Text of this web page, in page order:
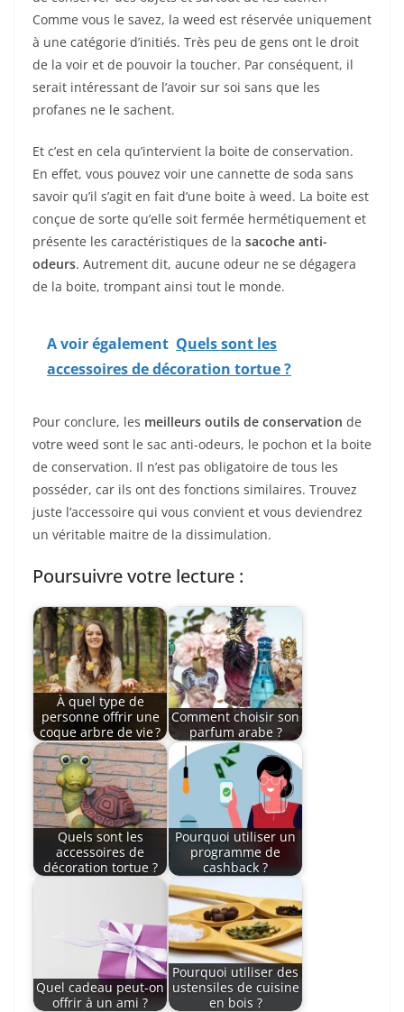
Comme vous le savez, la weed est réservée uniquement
à une catégorie d’initiés. Très peu de gens ont le droit
de la voir et de pouvoir la toucher. Par conséquent, il
serait intéressant de l’avoir sur soi sans que les
profanes ne le sachent.
Et c’est en cela qu’intervient la boite de conservation.
En effet, vous pouvez voir une cannette de soda sans
savoir qu’il s’agit en fait d’une boite à weed. La boite est
conçue de sorte qu’elle soit fermée hermétiquement et
présente les caractéristiques de la sacoche anti-
odeurs. Autrement dit, aucune odeur ne se dégagera
de la boite, trompant ainsi tout le monde.
A voir également Quels sont les
accessoires de décoration tortue ?
Pour conclure, les meilleurs outils de conservation de
votre weed sont le sac anti-odeurs, le pochon et la boite
de conservation. Il n’est pas obligatoire de tous les
posséder, car ils ont des fonctions similaires. Trouvez
juste l’accessoire qui vous convient et vous deviendrez
un véritable maitre de la dissimulation.
Poursuivre votre lecture :
À quel type de
personne offrir une
coque arbre de vie ?
Comment choisir son
parfum arabe ?
Quels sont les
accessoires de
décoration tortue ?
Pourquoi utiliser un
programme de
cashback ?
Quel cadeau peut-on
offrir à un ami ?
Pourquoi utiliser des
ustensiles de cuisine
en bois ?